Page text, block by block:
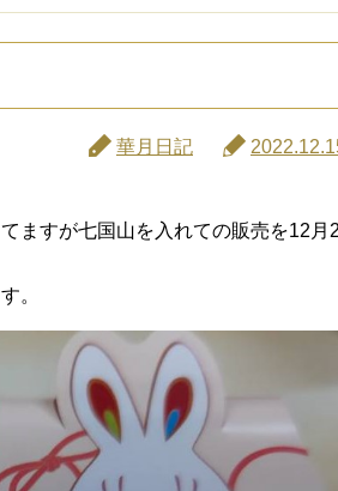
華月日記
ますが七国山を入れての販売を12月
。